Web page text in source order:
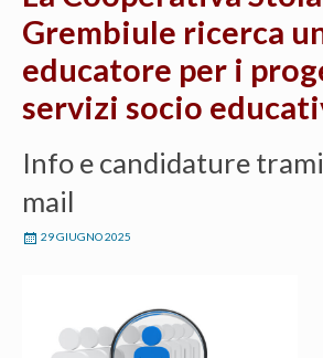
Grembiule ricerca
educatore per i
servizi socio
Info e candidature
mail
29 GIUGNO 2025